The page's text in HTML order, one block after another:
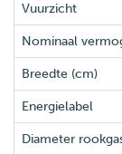
Vuurzicht
Nominaal
Breedte (cm)
Energielabel
Diameter